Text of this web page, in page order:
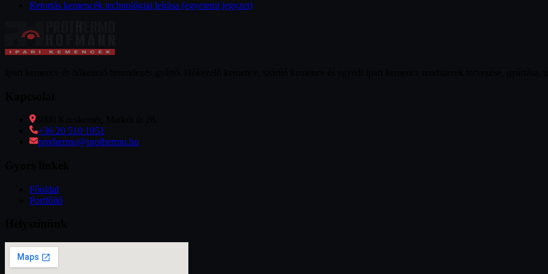
Retortás kemencék technológiai leírása (egyetemi jegyzet)
+36 20 510 1951
prothermo@prothermo.hu
Főoldal
Portfólió